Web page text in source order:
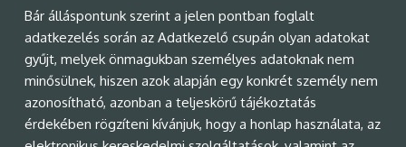
Bár álláspontunk szerint a jelen pontban foglalt
adatkezelés során az Adatkezelő csupán olyan adatokat
gyűjt, melyek önmagukban személyes adatoknak nem
minősülnek, hiszen azok alapján egy konkrét személy nem
azonosítható, azonban a teljeskörű tájékoztatás
érdekében rögzíteni kívánjuk, hogy a honlap használata, az